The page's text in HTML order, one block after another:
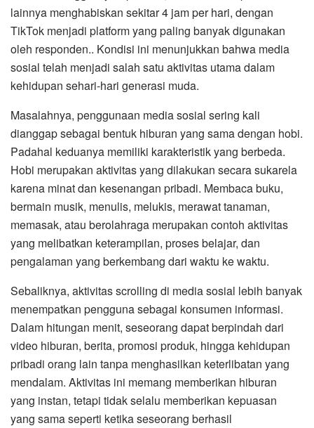
lainnya menghabiskan sekitar 4 jam per hari, dengan
TikTok menjadi platform yang paling banyak digunakan
oleh responden.. Kondisi ini menunjukkan bahwa media
sosial telah menjadi salah satu aktivitas utama dalam
kehidupan sehari-hari generasi muda.
Masalahnya, penggunaan media sosial sering kali
dianggap sebagai bentuk hiburan yang sama dengan hobi.
Padahal keduanya memiliki karakteristik yang berbeda.
Hobi merupakan aktivitas yang dilakukan secara sukarela
karena minat dan kesenangan pribadi. Membaca buku,
bermain musik, menulis, melukis, merawat tanaman,
memasak, atau berolahraga merupakan contoh aktivitas
yang melibatkan keterampilan, proses belajar, dan
pengalaman yang berkembang dari waktu ke waktu.
Sebaliknya, aktivitas scrolling di media sosial lebih banyak
menempatkan pengguna sebagai konsumen informasi.
Dalam hitungan menit, seseorang dapat berpindah dari
video hiburan, berita, promosi produk, hingga kehidupan
pribadi orang lain tanpa menghasilkan keterlibatan yang
mendalam. Aktivitas ini memang memberikan hiburan
yang instan, tetapi tidak selalu memberikan kepuasan
yang sama seperti ketika seseorang berhasil